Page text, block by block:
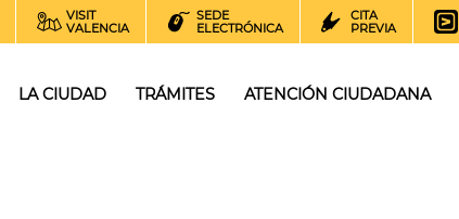
VISIT
VALENCIA
SEDE
ELECTRÓNICA
CITA
PREVIA
LA CIUDAD TRÁMITES ATENCIÓN CIUDADANA